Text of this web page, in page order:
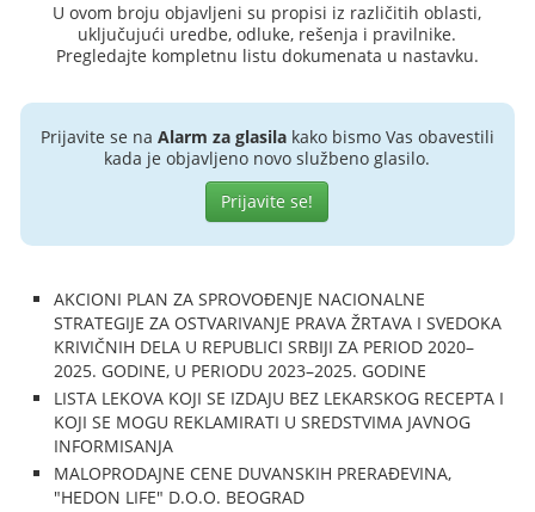
U ovom broju objavljeni su propisi iz različitih oblasti,
uključujući uredbe, odluke, rešenja i pravilnike.
Pregledajte kompletnu listu dokumenata u nastavku.
Prijavite se na Alarm za glasilakako bismo Vas obavestili
kada je objavljeno novo službeno glasilo.
Prijavite se!
AKCIONI PLAN ZA SPROVOĐENJE NACIONALNE
STRATEGIJE ZA OSTVARIVANJE PRAVA ŽRTAVA I SVEDOKA
KRIVIČNIH DELA U REPUBLICI SRBIJI ZA PERIOD 2020–
2025. GODINE, U PERIODU 2023–2025. GODINE
LISTA LEKOVA KOJI SE IZDAJU BEZ LEKARSKOG RECEPTA I
KOJI SE MOGU REKLAMIRATI U SREDSTVIMA JAVNOG
INFORMISANJA
MALOPRODAJNE CENE DUVANSKIH PRERAĐEVINA,
"HEDON LIFE" D.O.O. BEOGRAD